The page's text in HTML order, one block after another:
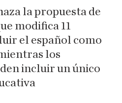
la propuesta de
modifica 11
el español como
los
incluir un único